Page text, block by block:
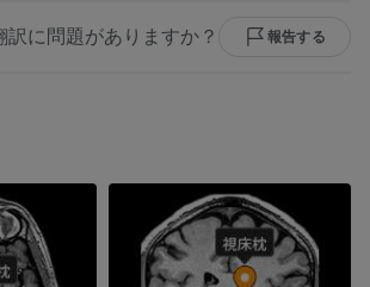
訳に問題がありますか？ 報告する